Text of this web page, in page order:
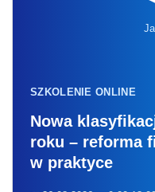
SZKOLENIE ONLINE
Nowa
roku – reforma
w praktyce